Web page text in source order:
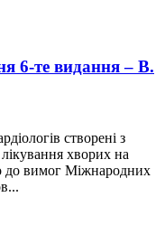
6-те видання – В.
створені з
хворих на
до вимог Міжнародних